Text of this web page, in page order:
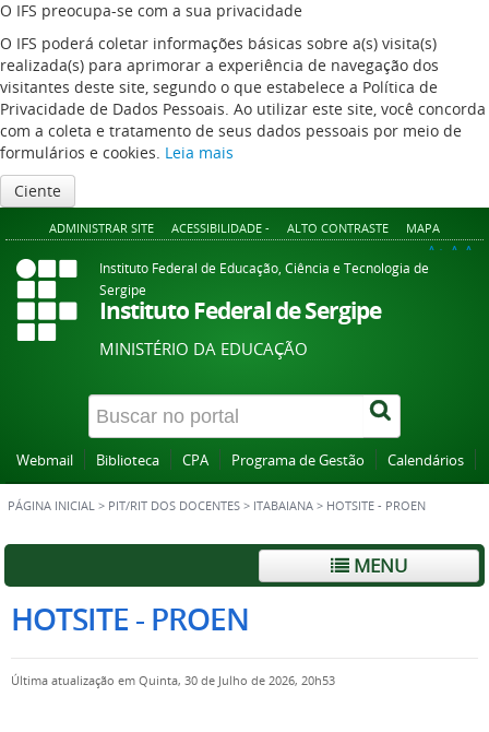
O IFS preocupa-se com a sua privacidade
O IFS poderá coletar informações básicas sobre a(s) visita(s)
realizada(s) para aprimorar a experiência de navegação dos
visitantes deste site, segundo o que estabelece a Política de
Privacidade de Dados Pessoais. Ao utilizar este site, você concorda
com a coleta e tratamento de seus dados pessoais por meio de
formulários e cookies. Leia mais
Ciente
ADMINISTRAR SITE ACESSIBILIDADE - ALTO CONTRASTE MAPA
A+ A A-
Instituto Federal de Educação, Ciência e Tecnologia de
Sergipe
Instituto Federal de Sergipe
MINISTÉRIO DA EDUCAÇÃO
Webmail Biblioteca CPA Programa de Gestão Calendários
PÁGINA INICIAL > PIT/RIT DOS DOCENTES > ITABAIANA > HOTSITE - PROEN
MENU
HOTSITE - PROEN
Última atualização em Quinta, 30 de Julho de 2026, 20h53